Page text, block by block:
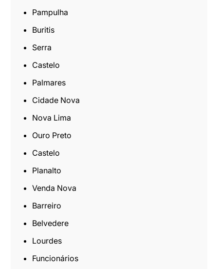
Pampulha
Buritis
Serra
Castelo
Palmares
Cidade Nova
Nova Lima
Ouro Preto
Castelo
Planalto
Venda Nova
Barreiro
Belvedere
Lourdes
Funcionários